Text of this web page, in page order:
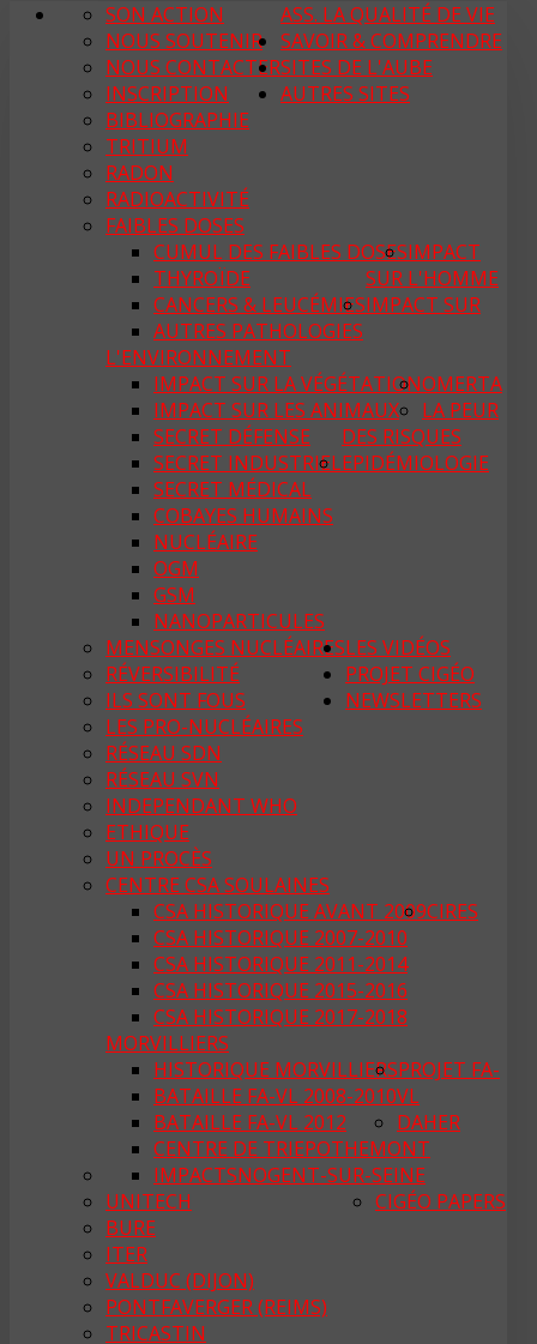
ASS. LA QUALITÉ DE VIE
SON ACTION
NOUS SOUTENIR
NOUS CONTACTER
INSCRIPTION
SAVOIR & COMPRENDRE
BIBLIOGRAPHIE
TRITIUM
RADON
RADIOACTIVITÉ
FAIBLES DOSES
CUMUL DES FAIBLES DOSESIMPACT
SUR L'HOMME
THYROÏDE
CANCERS & LEUCÉMIES
AUTRES PATHOLOGIES
IMPACT SUR
L'ENVIRONNEMENT
IMPACT SUR LA VÉGÉTATION
IMPACT SUR LES ANIMAUX
OMERTA
SECRET DÉFENSE
SECRET INDUSTRIEL
SECRET MÉDICAL
COBAYES HUMAINS
LA PEUR
DES RISQUES
NUCLÉAIRE
OGM
GSM
NANOPARTICULES
EPIDÉMIOLOGIE
MENSONGES NUCLÉAIRES
RÉVERSIBILITÉ
ILS SONT FOUS
LES PRO-NUCLÉAIRES
RÉSEAU SDN
RÉSEAU SVN
INDEPENDANT WHO
ETHIQUE
UN PROCÈS
SITES DE L'AUBE
CENTRE CSA SOULAINES
CSA HISTORIQUE AVANT 2009
CSA HISTORIQUE 2007-2010
CSA HISTORIQUE 2011-2014
CSA HISTORIQUE 2015-2016
CSA HISTORIQUE 2017-2018
CIRES
MORVILLIERS
HISTORIQUE MORVILLIERSPROJET FA-
VL
BATAILLE FA-VL 2008-2010
BATAILLE FA-VL 2012
DAHER
EPOTHEMONT
CENTRE DE TRI
NOGENT-SUR-SEINE
IMPACTS
AUTRES SITES
UNITECH
BURE
ITER
VALDUC (DIJON)
PONTFAVERGER (REIMS)
TRICASTIN
LES VIDÉOS
PROJET CIGÉO
CIGÉO PAPERS
NEWSLETTERS